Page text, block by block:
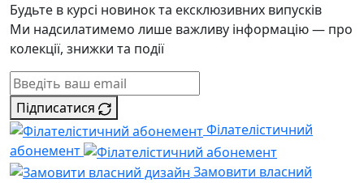
Будьте в курсі новинок та ексклюзивних випусків
Ми надсилатимемо лише важливу інформацію — про
колекції, знижки та події
Підписатися
Філателістичний
абонемент
Замовити власний